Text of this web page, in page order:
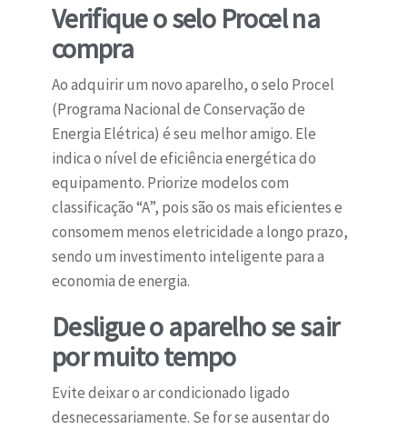
Verifique o selo Procel na
compra
Ao adquirir um novo aparelho, o selo Procel
(Programa Nacional de Conservação de
Energia Elétrica) é seu melhor amigo. Ele
indica o nível de eficiência energética do
equipamento. Priorize modelos com
classificação “A”, pois são os mais eficientes e
consomem menos eletricidade a longo prazo,
sendo um investimento inteligente para a
economia de energia.
Desligue o aparelho se sair
por muito tempo
Evite deixar o ar condicionado ligado
desnecessariamente. Se for se ausentar do